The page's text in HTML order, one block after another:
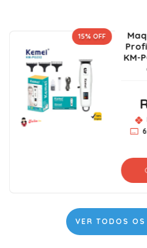
15% OFF
KM-
6
VER TODOS OS